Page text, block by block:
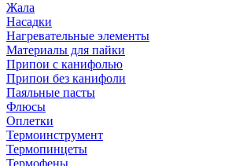
Жала
Насадки
Нагревательные элементы
Материалы для пайки
Припои с канифолью
Припои без канифоли
Паяльные пасты
Флюсы
Оплетки
Термоинструмент
Термопинцеты
Термофены